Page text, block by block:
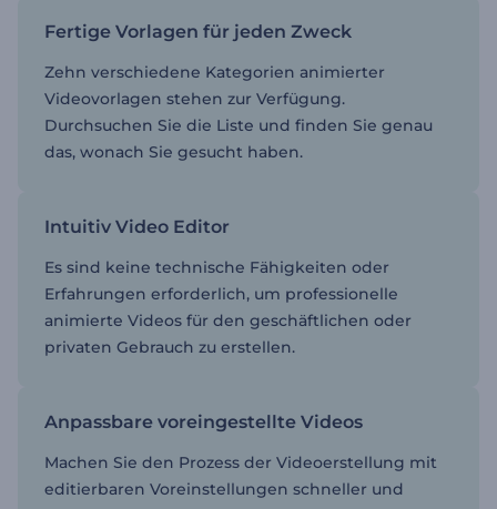
Fertige Vorlagen für jeden Zweck
Zehn verschiedene Kategorien animierter
Videovorlagen stehen zur Verfügung.
Durchsuchen Sie die Liste und finden Sie genau
das, wonach Sie gesucht haben.
Intuitiv Video Editor
Es sind keine technische Fähigkeiten oder
Erfahrungen erforderlich, um professionelle
animierte Videos für den geschäftlichen oder
privaten Gebrauch zu erstellen.
Anpassbare voreingestellte Videos
Machen Sie den Prozess der Videoerstellung mit
editierbaren Voreinstellungen schneller und